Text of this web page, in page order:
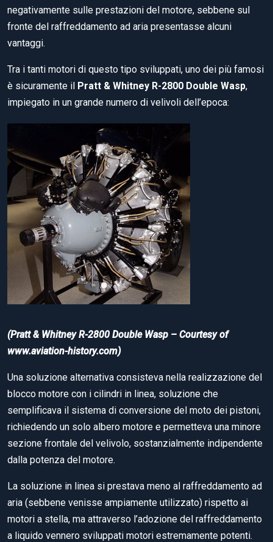
negativamente sulle prestazioni del motore, sebbene sul
fronte del raffreddamento ad aria presentasse alcuni
vantaggi.
Tra i tanti motori di questo tipo sviluppati, uno dei più famosi
è sicuramente il Pratt & Whitney R-2800 Double Wasp,
impiegato in un grande numero di velivoli dell’epoca:
(Pratt & Whitney R-2800 Double Wasp – Courtesy of
www.aviation-history.com)
Una soluzione alternativa consisteva nella realizzazione del
blocco motore con i cilindri in linea, soluzione che
semplificava il sistema di conversione del moto dei pistoni,
richiedendo un solo albero motore e permetteva una minore
sezione frontale del velivolo, sostanzialmente indipendente
dalla potenza del motore.
La soluzione in linea si prestava meno al raffreddamento ad
aria (sebbene venisse ampiamente utilizzato) rispetto ai
motori a stella, ma attraverso l’adozione del raffreddamento
a liquido vennero sviluppati motori estremamente potenti.